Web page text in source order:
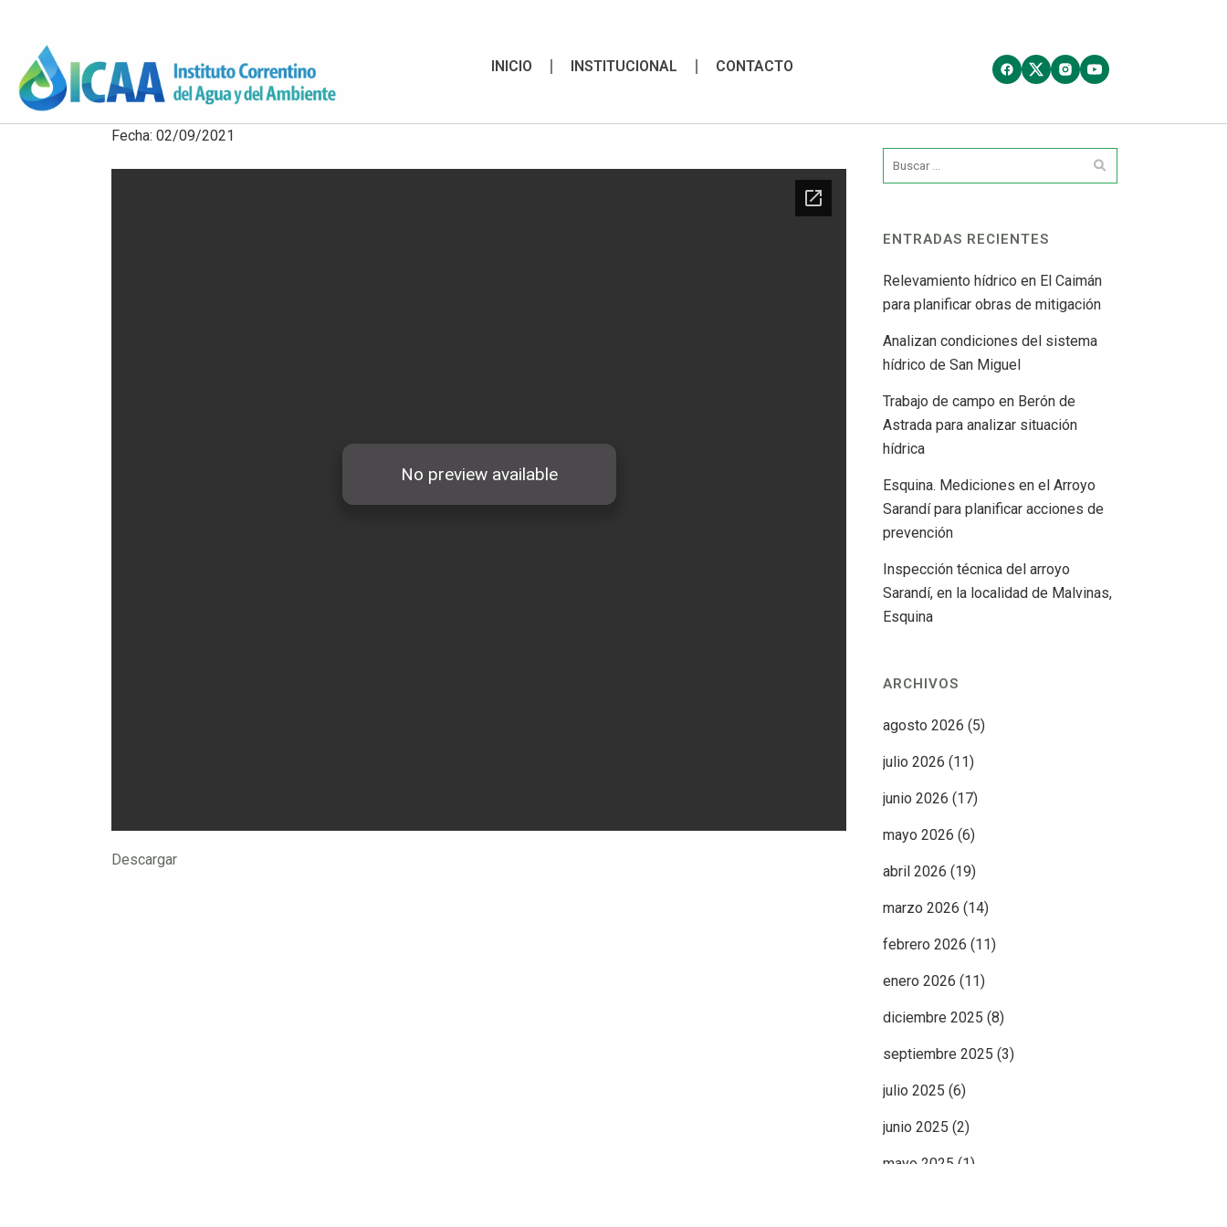
INICIO INSTITUCIONAL CONTACTO
Fecha: 02/09/2021
Descargar
ENTRADAS RECIENTES
Relevamiento hídrico en El Caimán
para planificar obras de mitigación
Analizan condiciones del sistema
hídrico de San Miguel
Trabajo de campo en Berón de
Astrada para analizar situación
hídrica
Esquina. Mediciones en el Arroyo
Sarandí para planificar acciones de
prevención
Inspección técnica del arroyo
Sarandí, en la localidad de Malvinas,
Esquina
ARCHIVOS
agosto 2026 (5)
julio 2026 (11)
junio 2026 (17)
mayo 2026 (6)
abril 2026 (19)
marzo 2026 (14)
febrero 2026 (11)
enero 2026 (11)
diciembre 2025 (8)
septiembre 2025 (3)
julio 2025 (6)
junio 2025 (2)
mayo 2025 (1)